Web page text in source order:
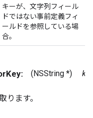
キーが、文字列フィール
ドではない事前定義フィ
ールドを参照している場
合。
(NSString *) key
ります。